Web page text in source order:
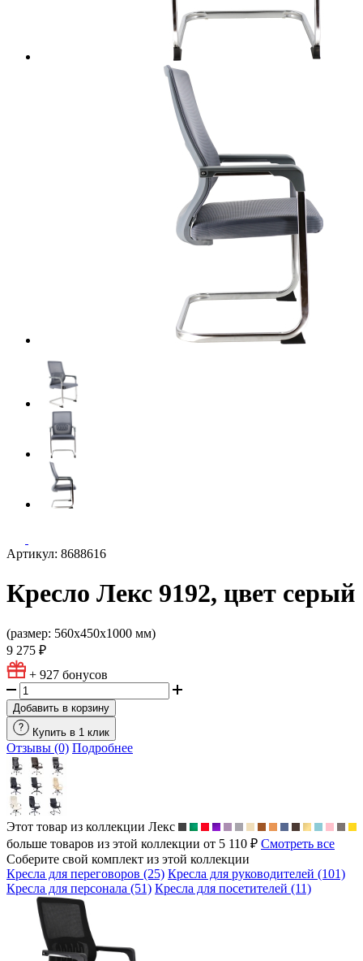
Артикул: 8688616
Кресло Лекс 9192, цвет серый
(размер: 560х450х1000 мм)
9 275 ₽
+ 927 бонусов
Добавить в корзину
Купить в 1 клик
Отзывы (0) Подробнее
Этот товар из коллекции Лекс
больше товаров из этой коллекции от 5 110 ₽ Смотреть все
Соберите свой комплект из этой коллекции
Кресла для переговоров (25) Кресла для руководителей (101)
Кресла для персонала (51) Кресла для посетителей (11)